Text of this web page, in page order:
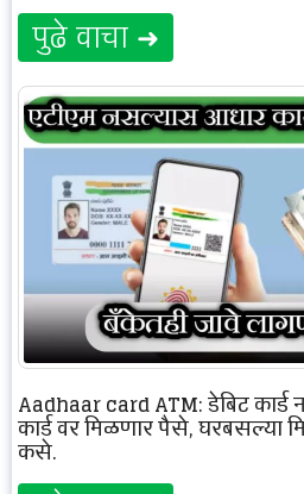
पुढे वाचा ➜
Aadhaar card ATM: डेबिट
कार्ड वर मिळणार पैसे, घरबसल्या
कसे.